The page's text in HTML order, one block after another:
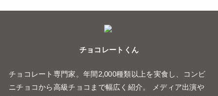
チョコレートくん
チョコレート専門家。年間2,000種類以上を実食し、コンビ
ニチョコから高級チョコまで幅広く紹介。 メディア出演や